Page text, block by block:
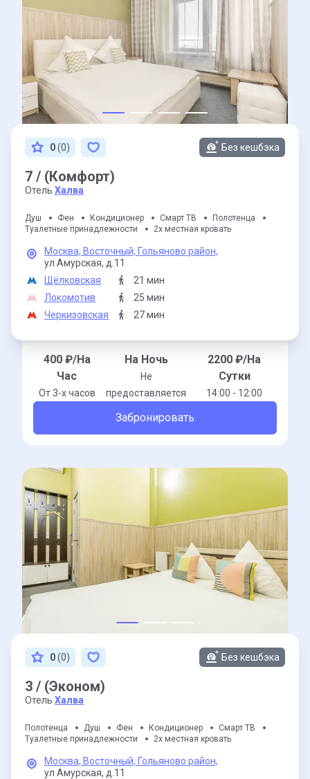
0(0) Без кешбэка
7 / (Комфорт)
Отель Халва
Душ Фен Кондиционер Смарт ТВ
Полотенца
Туалетные принадлежности
2х местная кровать
Москва, Восточный, Гольяново район,
ул Амурская, д.11
Щёлковская
21 мин
Локомотив
25 мин
Черкизовская
27 мин
400₽/На
Час
От 3-x часов
На Ночь
Не
предоставляется
2200 ₽/На
Сутки
14:00 - 12:00
Забронировать
0(0) Без кешбэка
3 / (Эконом)
Отель Халва
Полотенца Душ Фен Кондиционер
Смарт ТВ
Туалетные принадлежности
2х местная кровать
Москва, Восточный, Гольяново район,
ул Амурская, д.11